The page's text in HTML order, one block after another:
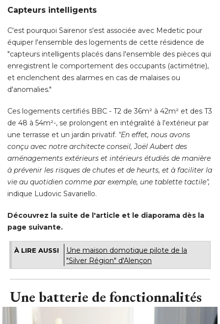
Capteurs intelligents
C'est pourquoi Sairenor s'est associée avec Medetic pour
équiper l'ensemble des logements de cette résidence de
"capteurs intelligents placés dans l'ensemble des pièces qui
enregistrent le comportement des occupants (actimétrie),
et enclenchent des alarmes en cas de malaises ou
d'anomalies."
Ces logements certifiés BBC - T2 de 36m² à 42m² et des T3
de 48 à 54m²-, se prolongent en intégralité à l'extérieur par
une terrasse et un jardin privatif. "En effet, nous avons
conçu avec notre architecte conseil, Joël Aubert des
aménagements extérieurs et intérieurs étudiés de manière
à prévenir les risques de chutes et de heurts, et à faciliter la
vie au quotidien comme par exemple, une tablette tactile",
indique Ludovic Savariello.
Découvrez la suite de l'article et le diaporama dès la
page suivante.
À LIRE AUSSI
Une maison domotique pilote de la
"Silver Région" d'Alençon
Une batterie de fonctionnalités